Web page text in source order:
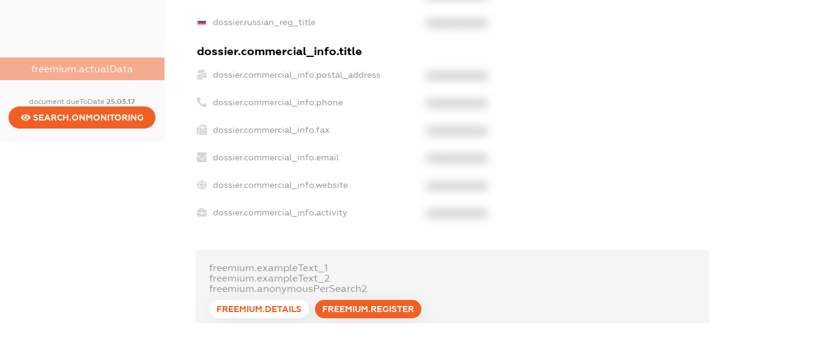
freemium.actualData
document.dueToDate25.03.17
SEARCH.ONMONITORING
dossier.russian_reg_title
dossier.commercial_info.title
dossier.commercial_info.postal_address
dossier.commercial_info.phone
dossier.commercial_info.fax
dossier.commercial_info.email
dossier.commercial_info.website
dossier.commercial_info.activity
freemium.exampleText_1
freemium.exampleText_2
freemium.anonymousPerSearch2
FREEMIUM.DETAILS FREEMIUM.REGISTER